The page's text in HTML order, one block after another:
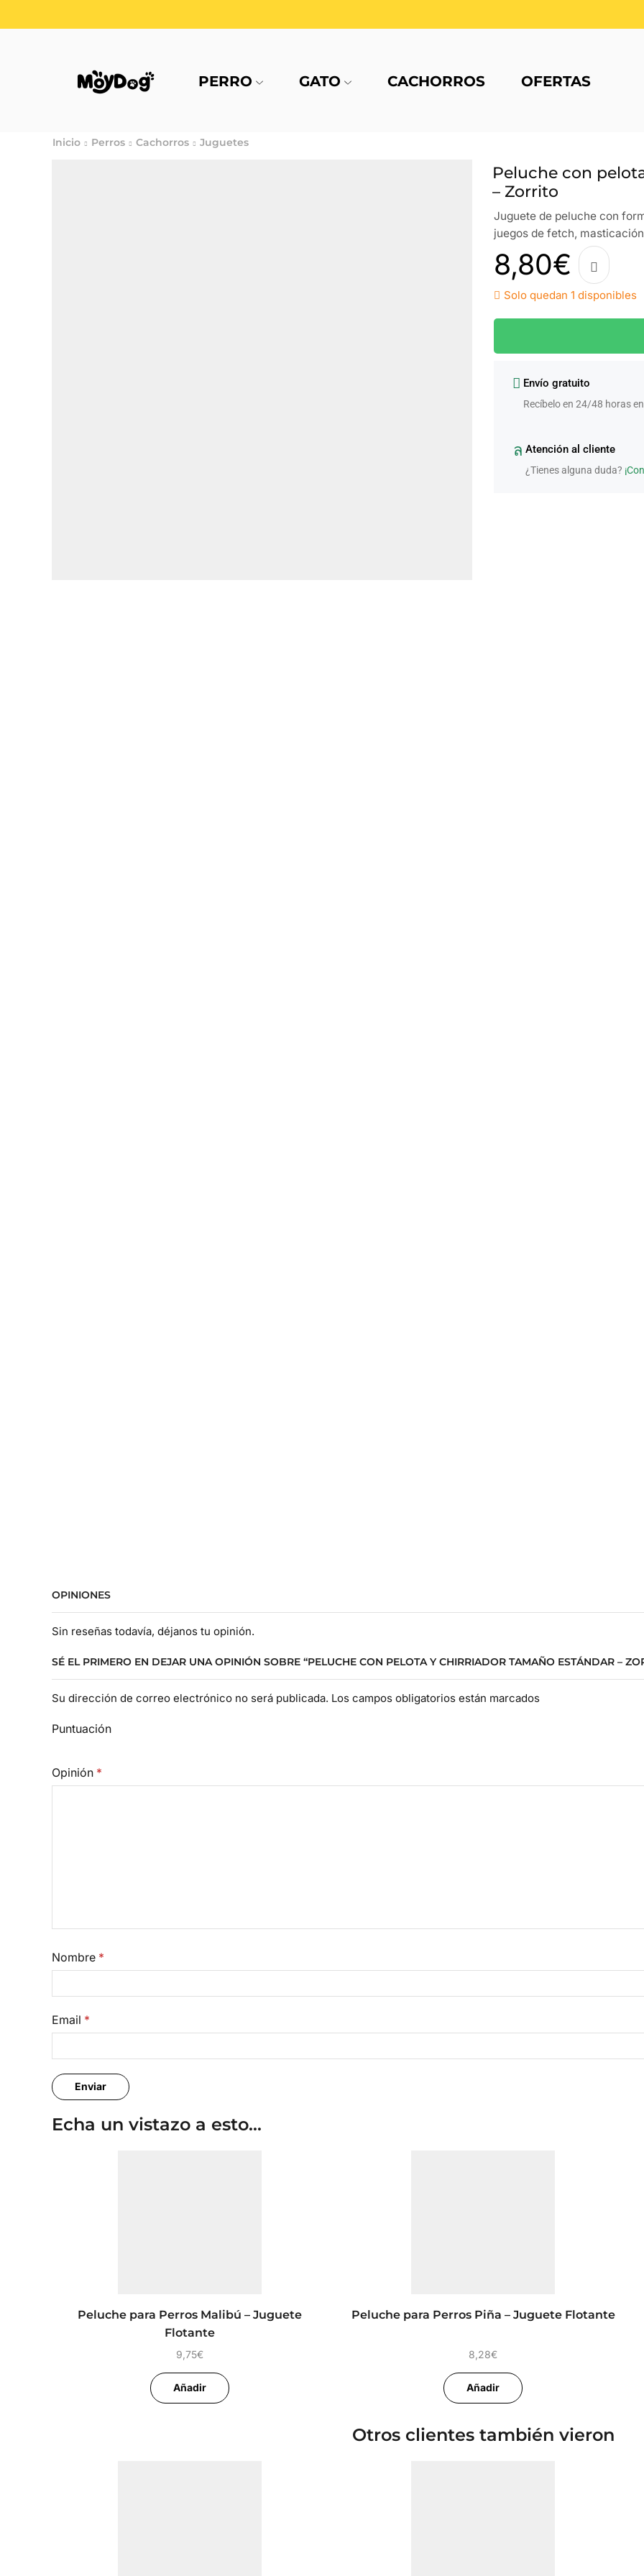
PERRO GATO CACHORROS OFERTAS
Inicio Perros Cachorros Juguetes
Peluche con
– Zorrito
Juguete de peluche con
juegos de fetch,
8,80€
Solo quedan 1 disponibles
Envío gratuito
Recíbelo en 24/48 horas
Atención al cliente
¿Tienes alguna duda?
OPINIONES
Sin reseñas todavía, déjanos tu opinión.
SÉ EL PRIMERO EN DEJAR UNA OPINIÓN SOBRE “PELUCHE CON PELOTA Y CHIRRIADOR TAMAÑO ESTÁNDAR –
Su dirección de correo electrónico no será publicada. Los campos obligatorios están marcados
Puntuación
Opinión *
Nombre *
Email *
Echa un vistazo a esto...
Peluche para Perros Malibú – Juguete
Flotante
9,75€
Añadir
Peluche para Perros Piña – Juguete Flotante
8,28€
Añadir
Otros clientes también vieron